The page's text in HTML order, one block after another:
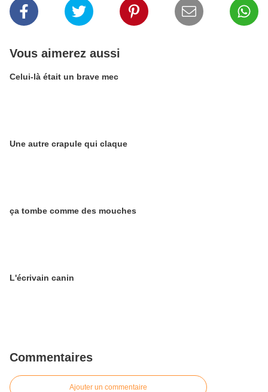
Vous aimerez aussi
Celui-là était un brave mec
Une autre crapule qui claque
ça tombe comme des mouches
L'écrivain canin
Commentaires
Ajouter un commentaire